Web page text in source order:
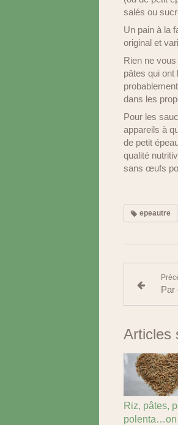
salés ou
Un pain à la
original et
Rien ne
pâtes qui
dans les
Pour les
appareils à
de petit
qualité
sans œufs
epeautre
Articles
Riz, pâtes,
polenta…on